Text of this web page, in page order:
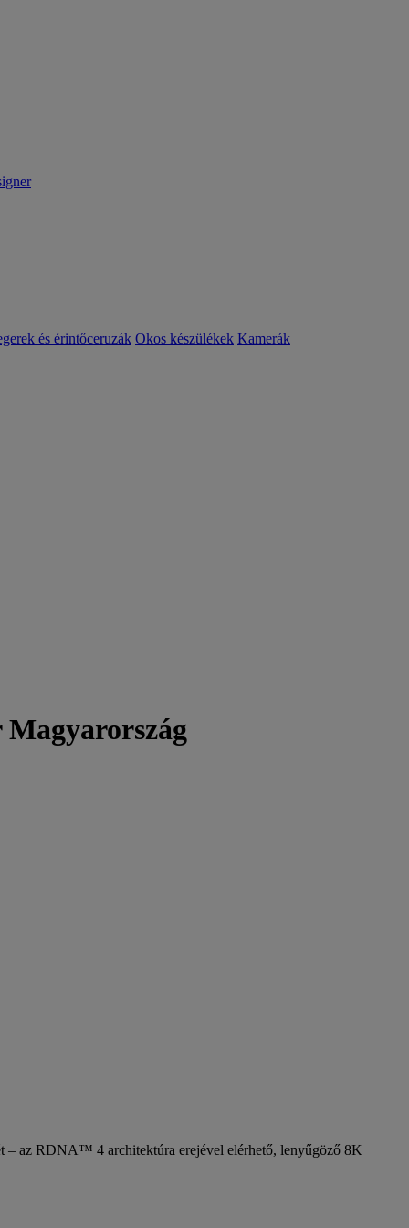
és érintőceruzák Okos készülékek Kamerák
– az RDNA™ 4 architektúra erejével elérhető, lenyűgöző 8K